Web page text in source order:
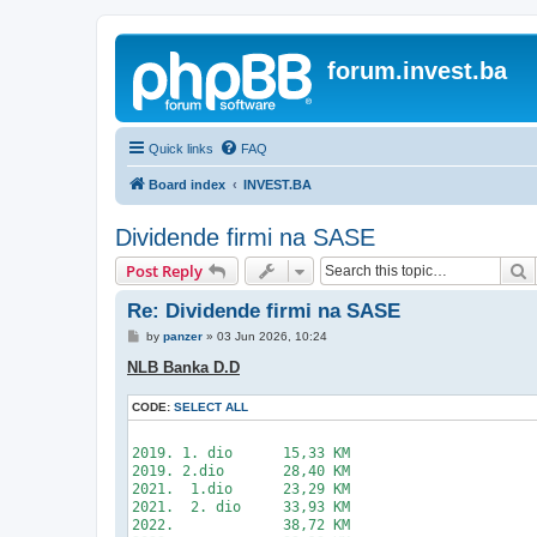
forum.invest.ba
Quick links FAQ
Board index INVEST.BA
Dividende firmi na SASE
Post Reply
Re: Dividende firmi na SASE
P
s
t
by panzer» 03 Jun 2026, 10:24
NLB Banka D.D
CODE: SELECT ALL
2019. 1. dio      15,33 KM
2019. 2.dio       28,40 KM
2021.  1.dio      23,29 KM
2021.  2. dio     33,93 KM
2022.             38,72 KM